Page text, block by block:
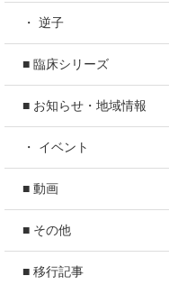
・ 逆子
■ 臨床シリーズ
■ お知らせ・地域情報
・ イベント
■ 動画
■ その他
■ 移行記事